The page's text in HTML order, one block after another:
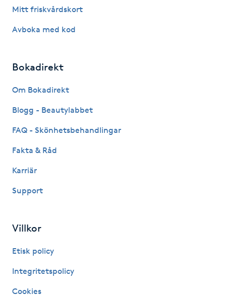
Lashlift Keratin
LPG
Läpptatuering
Mitt friskvårdskort
Avboka med kod
Bokadirekt
Om Bokadirekt
Blogg - Beautylabbet
FAQ - Skönhetsbehandlingar
Fakta & Råd
Karriär
Support
Villkor
Etisk policy
Integritetspolicy
Cookies